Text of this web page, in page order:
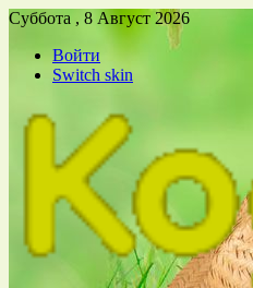
Суббота , 8 Август 2026
Войти
Switch skin